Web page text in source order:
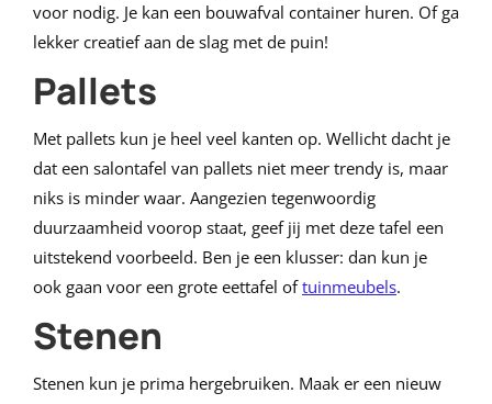
voor nodig. Je kan een bouwafval container huren. Of ga
lekker creatief aan de slag met de puin!
Pallets
Met pallets kun je heel veel kanten op. Wellicht dacht je
dat een salontafel van pallets niet meer trendy is, maar
niks is minder waar. Aangezien tegenwoordig
duurzaamheid voorop staat, geef jij met deze tafel een
uitstekend voorbeeld. Ben je een klusser: dan kun je
ook gaan voor een grote eettafel oftuinmeubels.
Stenen
Stenen kun je prima hergebruiken. Maak er een nieuw